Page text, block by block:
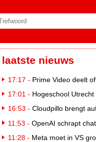
laatste nieuws
17:17 - Prime Video deelt officiële
17:01 - Hogeschool Utrecht lanceert Beyond
16:53 - Cloudpillo brengt
11:53 - OpenAI schrapt chatlimiet voor
11:28 - Meta moet in VS grootste